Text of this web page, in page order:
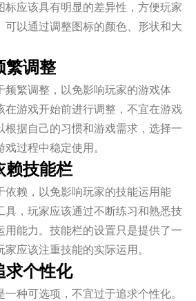
标应该具有明显的差异性，方便玩家
可以通过调整图标的颜色、形状和大
繁调整
频繁调整，以免影响玩家的游戏体
在游戏开始前进行调整，不宜在游戏
根据自己的习惯和游戏需求，选择一
过程中稳定使用。
赖技能栏
依赖，以免影响玩家的技能运用能
具，玩家应该通过不断练习和熟悉技
用能力。技能栏的设置只是提供了一
应该注重技能的实际运用。
求个性化
种可选项，不宜过于追求个性化。